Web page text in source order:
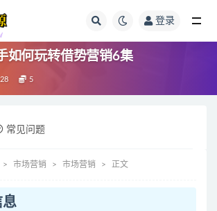
登录
如何玩转借势营销6集
5
常见问题
市场营销 市场营销 正文
息